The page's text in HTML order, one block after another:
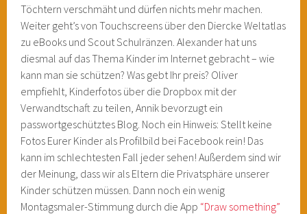
Töchtern verschmäht und dürfen nichts mehr machen.
Weiter geht’s von Touchscreens über den Diercke Weltatlas
zu eBooks und Scout Schulränzen. Alexander hat uns
diesmal auf das Thema Kinder im Internet gebracht – wie
kann man sie schützen? Was gebt Ihr preis? Oliver
empfiehlt, Kinderfotos über die Dropbox mit der
Verwandtschaft zu teilen, Annik bevorzugt ein
passwortgeschütztes Blog. Noch ein Hinweis: Stellt keine
Fotos Eurer Kinder als Profilbild bei Facebook rein! Das
kann im schlechtesten Fall jeder sehen! Außerdem sind wir
der Meinung, dass wir als Eltern die Privatsphäre unserer
Kinder schützen müssen. Dann noch ein wenig
Montagsmaler-Stimmung durch die App “Draw something”